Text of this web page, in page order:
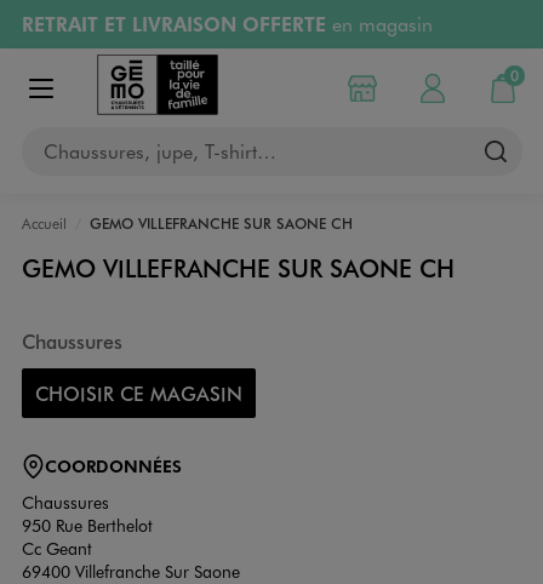
Aller au contenu principal
Aller à la navigation
RETRAIT ET LIVRAISON OFFERTE en magasin
Retours OFFERTSpendant 30 jours
PAYEZ EN 3x SANS FRAIS
RÉSERVATION GRATUITE
Afficher le menu
Chaussures, jupe, T-shirt…
Choisir mon magasin
Mon compte
0
Mon
Accueil GEMO VILLEFRANCHE SUR SAONE CH
GEMO VILLEFRANCHE SUR SAONE CH
Chaussures
CHOISIR CE MAGASIN
COORDONNÉES
Chaussures
950 Rue Berthelot
Cc Geant
69400 Villefranche Sur Saone